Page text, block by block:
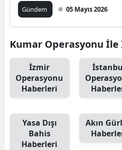
Gündem 05 Mayıs 2026
Kumar Operasyonu
İzmir
Operasyonu
Haberleri
Yasa Dışı
Bahis
Haberleri
Akın